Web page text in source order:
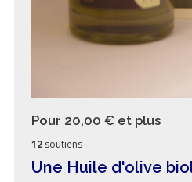
Pour 20,00 € et plus
12 soutiens
Une Huile d'olive